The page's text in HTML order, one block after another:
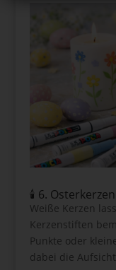
🕯 6.
Weiße Kerzen
Kerzenstiften
Punkte oder
dabei die